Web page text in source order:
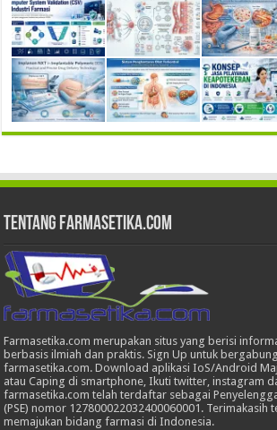
Tentang Farmasetika.com
Farmasetika.com merupakan situs yang berisi
berbasis ilmiah dan praktis. Sign Up untuk
farmasetika.com. Download aplikasi IoS/Android
atau Caping di smartphone, Ikuti twitter, instagram
farmasetika.com telah terdaftar sebagai
(PSE) nomor 127800022032400060001. Terimakasih
memajukan bidang farmasi di Indonesia.